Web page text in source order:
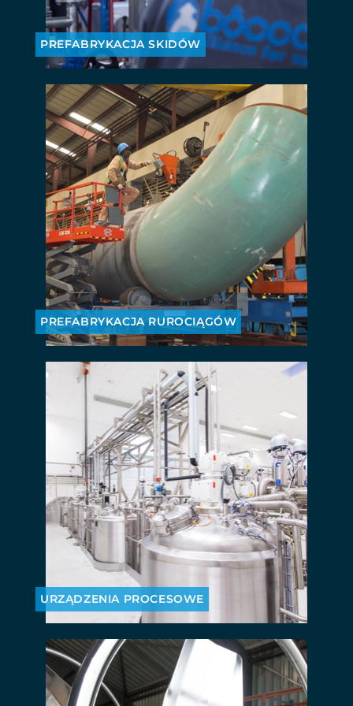
PREFABRYKACJA SKIDÓW
PREFABRYKACJA RUROCIĄGÓW
URZĄDZENIA PROCESOWE